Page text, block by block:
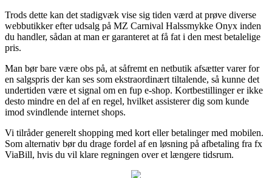
Trods dette kan det stadigvæk vise sig tiden værd at prøve diverse
webbutikker efter udsalg på MZ Carnival Halssmykke Onyx inden
du handler, sådan at man er garanteret at få fat i den mest betalelige
pris.
Man bør bare være obs på, at såfremt en netbutik afsætter varer for
en salgspris der kan ses som ekstraordinært tiltalende, så kunne det
undertiden være et signal om en fup e-shop. Kortbestillinger er ikke
desto mindre en del af en regel, hvilket assisterer dig som kunde
imod svindlende internet shops.
Vi tilråder generelt shopping med kort eller betalinger med mobilen.
Som alternativ bør du drage fordel af en løsning på afbetaling fra fx
ViaBill, hvis du vil klare regningen over et længere tidsrum.